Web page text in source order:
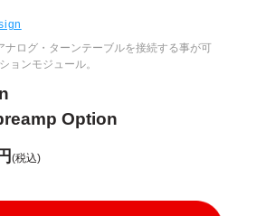
ナログ・ターンテーブルを接続する事が可
ョンモジュール。
Option
(税込)